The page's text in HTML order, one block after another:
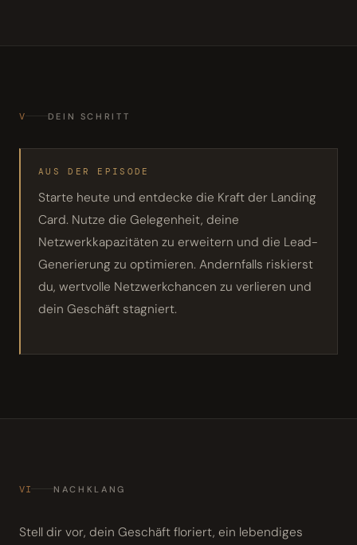
V DEIN SCHRITT
AUS DER EPISODE
Starte heute und entdecke die Kraft der Landing
Card. Nutze die Gelegenheit, deine
Netzwerkkapazitäten zu erweitern und die Lead-
Generierung zu optimieren. Andernfalls riskierst
du, wertvolle Netzwerkchancen zu verlieren und
dein Geschäft stagniert.
VI NACHKLANG
Stell dir vor, dein Geschäft floriert, ein lebendiges